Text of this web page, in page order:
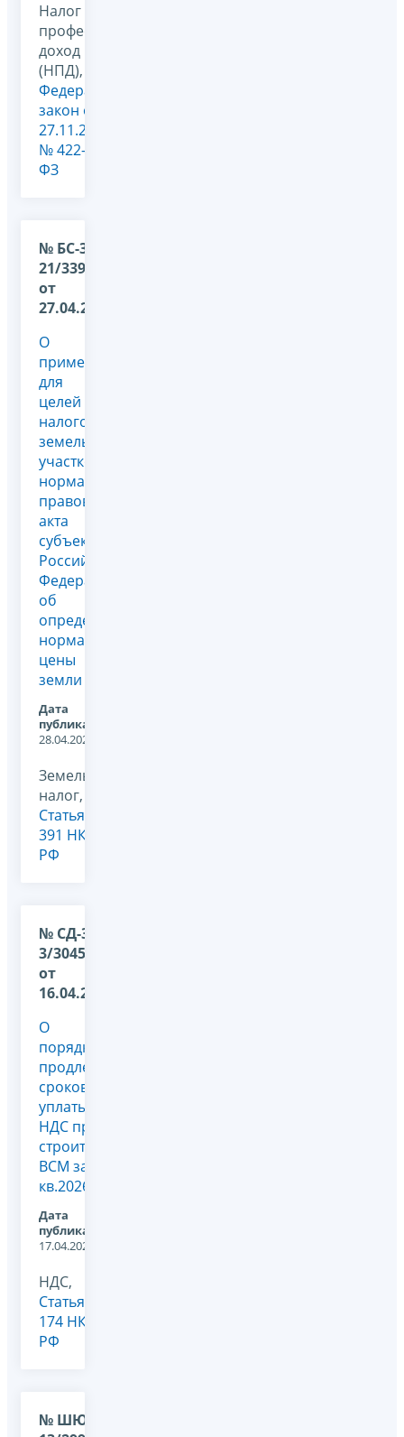
Налог на
профессиональный
доход
(НПД),
Федеральный
закон от
27.11.2018
№ 422-
ФЗ
№ БС-36-
21/3393@
от
27.04.2026
О
применении
для
целей
налогообложения
земельных
участков
нормативно-
правового
акта
субъекта
Российской
Федерации
об
определении
нормативной
цены
земли
Дата
публикации:
28.04.2026
Земельный
налог,
Статья
391 НК
РФ
№ СД-36-
3/3045@
от
16.04.2026
О
порядке
продления
сроков
уплаты
НДС при
строительстве
ВСМ за 1
кв.2026
Дата
публикации:
17.04.2026
НДС,
Статья
174 НК
РФ
№ ШЮ-36-